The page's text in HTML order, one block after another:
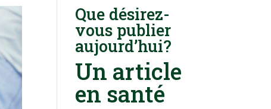
Que désirez-
vous publier
aujourd’hui?
Un article
en santé